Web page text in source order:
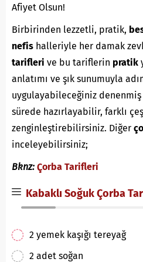
Afiyet Olsun!
Birbirinden lezzetli, pratik,
nefis halleriyle her damak
tarifleri ve bu tariflerin pratik
anlatımı ve şık sunumuyla
uygulayabileceğiniz
sürede hazırlayabilir, farklı
zenginleştirebilirsiniz. Diğer
inceleyebilirsiniz;
Bknz: Çorba Tarifleri
Kabaklı Soğuk Çorba
2 yemek kaşığı tereyağ
2 adet soğan